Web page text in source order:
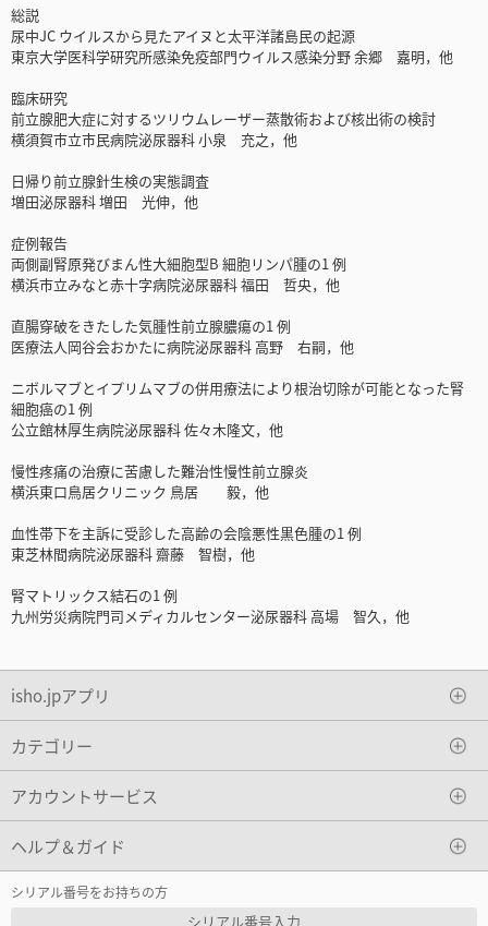
総説
尿中JC ウイルスから見たアイヌと太平洋諸島民の起源
東京大学医科学研究所感染免疫部門ウイルス感染分野 余郷 嘉明，他
臨床研究
前立腺肥大症に対するツリウムレーザー蒸散術および核出術の検討
横須賀市立市民病院泌尿器科 小泉 充之，他
日帰り前立腺針生検の実態調査
増田泌尿器科 増田 光伸，他
症例報告
両側副腎原発びまん性大細胞型B 細胞リンパ腫の1 例
横浜市立みなと赤十字病院泌尿器科 福田 哲央，他
直腸穿破をきたした気腫性前立腺膿瘍の1 例
医療法人岡谷会おかたに病院泌尿器科 高野 右嗣，他
ニボルマブとイプリムマブの併用療法により根治切除が可能となった腎
細胞癌の1 例
公立館林厚生病院泌尿器科 佐々木隆文，他
慢性疼痛の治療に苦慮した難治性慢性前立腺炎
横浜東口鳥居クリニック 鳥居 毅，他
血性帯下を主訴に受診した高齢の会陰悪性黒色腫の1 例
東芝林間病院泌尿器科 齋藤 智樹，他
腎マトリックス結石の1 例
九州労災病院門司メディカルセンター泌尿器科 高場 智久，他
isho.jpアプリ
カテゴリー
アカウントサービス
ヘルプ＆ガイド
シリアル番号をお持ちの方
シリアル番号入力